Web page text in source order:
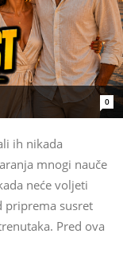
0
ih nikada
mnogi nauče
neće voljeti
priprema susret
Pred ova